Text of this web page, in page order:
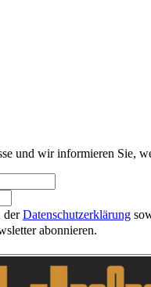
und wir informieren Sie,
derDatenschutzerklärung
abonnieren.